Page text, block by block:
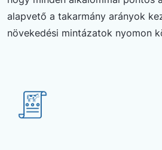
alapvető a takarmány arányok
növekedési mintázatok nyomon